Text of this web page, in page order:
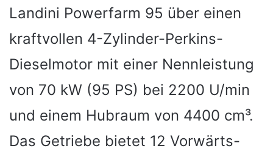
Landini Powerfarm 95 über einen
kraftvollen 4-Zylinder-Perkins-
Dieselmotor mit einer Nennleistung
von 70 kW (95 PS) bei 2200 U/min
und einem Hubraum von 4400 cm³.
Das Getriebe bietet 12 Vorwärts-